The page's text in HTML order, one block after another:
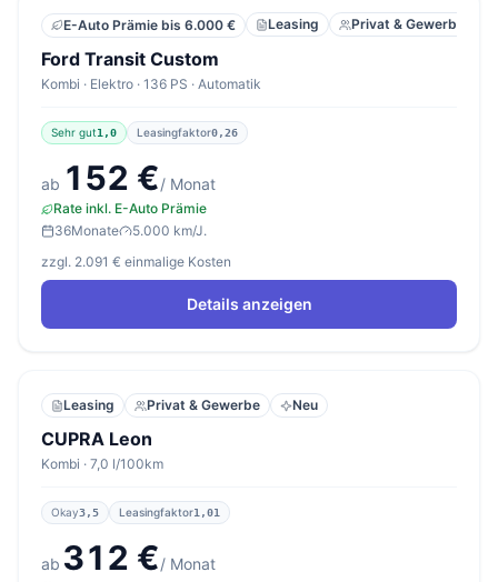
E-Auto Prämie bis 6.000 € Leasing Privat & Gewerbe
Ford Transit Custom
Kombi · Elektro · 136 PS · Automatik
Sehr gut1,0 Leasingfaktor0,26
ab 152 €/ Monat
Rate inkl. E-Auto Prämie
36Monate
5.000 km/J.
zzgl. 2.091 € einmalige Kosten
Details anzeigen
Leasing Privat & Gewerbe Neu
CUPRA Leon
Kombi · 7,0 l/100km
Okay3,5 Leasingfaktor1,01
ab 312 €/ Monat